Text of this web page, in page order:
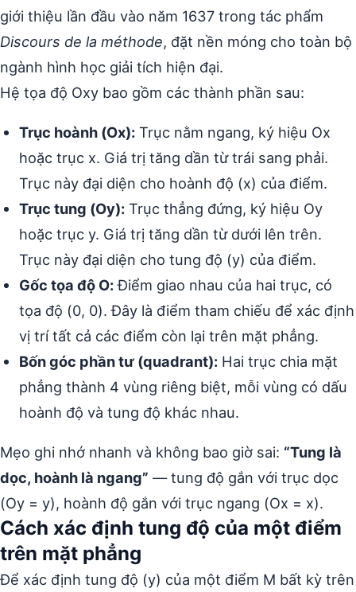
giới thiệu lần đầu vào năm 1637 trong tác phẩm
Discours de la méthode, đặt nền móng cho toàn bộ
ngành hình học giải tích hiện đại.
Hệ tọa độ Oxy bao gồm các thành phần sau:
Trục hoành (Ox): Trục nằm ngang, ký hiệu Ox
hoặc trục x. Giá trị tăng dần từ trái sang phải.
Trục này đại diện cho hoành độ (x) của điểm.
Trục tung (Oy): Trục thẳng đứng, ký hiệu Oy
hoặc trục y. Giá trị tăng dần từ dưới lên trên.
Trục này đại diện cho tung độ (y) của điểm.
Gốc tọa độ O:Điểm giao nhau của hai trục, có
tọa độ (0, 0). Đây là điểm tham chiếu để xác định
vị trí tất cả các điểm còn lại trên mặt phẳng.
Bốn góc phần tư (quadrant): Hai trục chia mặt
phẳng thành 4 vùng riêng biệt, mỗi vùng có dấu
hoành độ và tung độ khác nhau.
Mẹo ghi nhớ nhanh và không bao giờ sai: “Tung là
dọc, hoành là ngang” — tung độ gắn với trục dọc
(Oy = y), hoành độ gắn với trục ngang (Ox = x).
Cách xác định tung độ của một điểm
trên mặt phẳng
Để xác định tung độ (y) của một điểm M bất kỳ trên